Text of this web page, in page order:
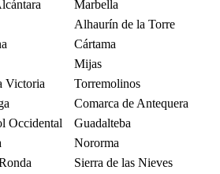
Marbella
Alhaurín de la Torre
Cártama
Mijas
Victoria
Torremolinos
Comarca de Antequera
Occidental
Guadalteba
Nororma
Sierra de las Nieves